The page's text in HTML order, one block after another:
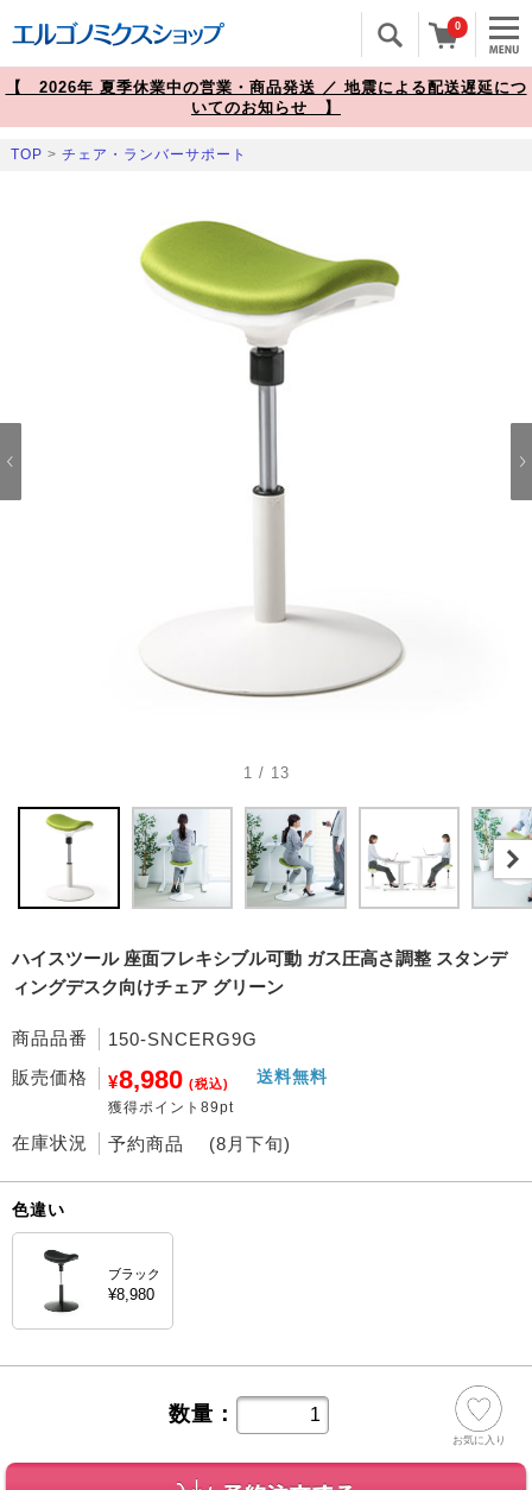
0
【 2026年 夏季休業中の営業・商品発送 ／ 地震による配送遅延につ
いてのお知らせ 】
TOP > チェア・ランバーサポート
1 / 13
ハイスツール 座面フレキシブル可動 ガス圧高さ調整 スタンデ
ィングデスク向けチェア グリーン
商品品番
150-SNCERG9G
販売価格
¥8,980 (税込)
獲得ポイント89pt
送料無料
在庫状況 予約商品 (8月下旬)
色違い
ブラック
¥8,980
数量：
お気に入り